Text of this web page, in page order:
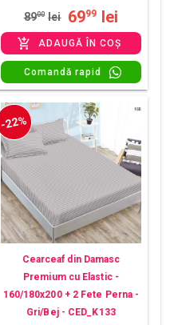
8900 lei 6999 lei
ADAUGĂ ÎN COȘ
Comandă rapid
-22%
Cearceaf din Damasc
Premium cu Elastic -
160/180x200 + 2 Fete Perna -
Gri/Bej - CED_K133